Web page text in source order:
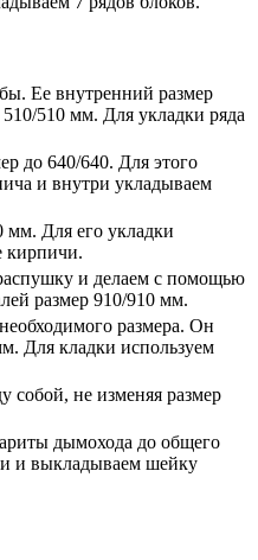
Ее внутренний размер
510 мм. Для укладки ряда
до 640/640. Для этого
и внутри укладываем
мм. Для его укладки
кирпичи.
и делаем с помощью
размер 910/910 мм.
размера. Он
Для кладки используем
собой, не изменяя размер
дымохода до общего
и выкладываем шейку